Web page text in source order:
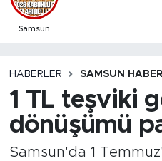
Samsun
HABERLER SAMSUN HABER
1 TL teşviki
dönüşümü
Samsun'da 1
Süper Lig Puan
Son Dakika
Haber Arşivi